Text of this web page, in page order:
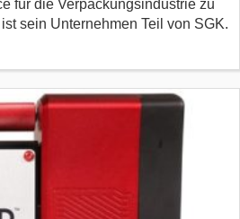
für die Verpackungsindustrie zu
sein Unternehmen Teil von SGK.